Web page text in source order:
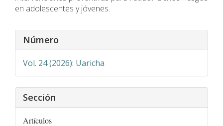
en adolescentes y jóvenes.
Detalles
del
Número
Vol. 24 (2026): Uaricha
Sección
Artículos